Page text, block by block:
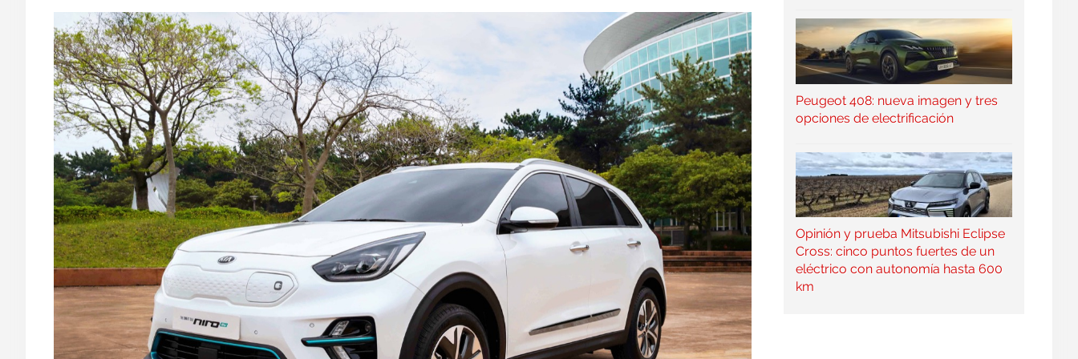
Peugeot 408: nueva imagen y tres
opciones de electrificación
Opinión y prueba Mitsubishi Eclipse
Cross: cinco puntos fuertes de un
eléctrico con autonomía hasta 600
km